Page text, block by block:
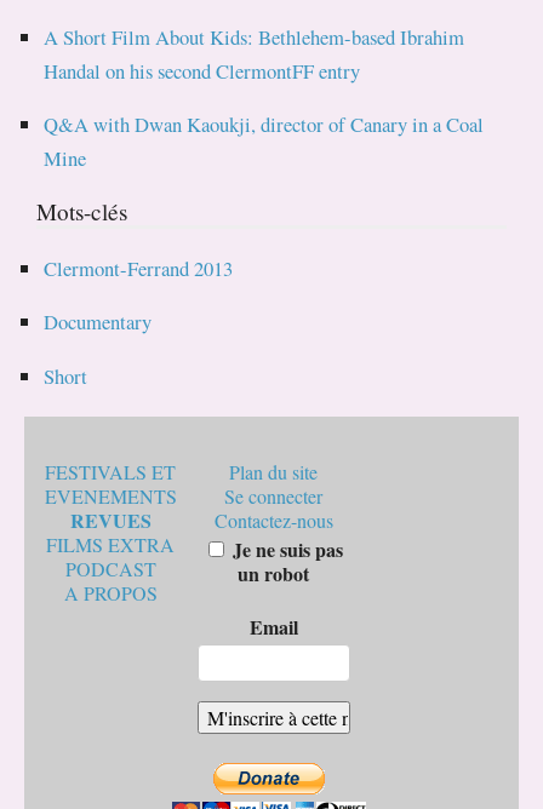
A Short Film About Kids: Bethlehem-based Ibrahim
Handal on his second ClermontFF entry
Q&A with Dwan Kaoukji, director of Canary in a Coal
Mine
Mots-clés
Clermont-Ferrand 2013
Documentary
Short
FESTIVALS ET
EVENEMENTS
REVUES
FILMS EXTRA
PODCAST
A PROPOS
Plan du site
Se connecter
Contactez-nous
Je ne suis pas
un robot
Email